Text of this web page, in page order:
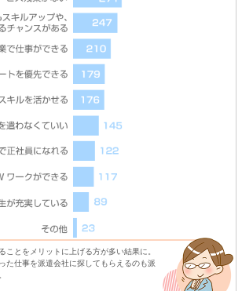
ことをメリットに上げる方が多い結果に。
た仕事を派遣会社に探してもらえるのも派